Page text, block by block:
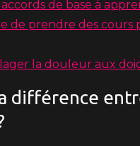
de base à
de prendre des
la douleur aux
différence